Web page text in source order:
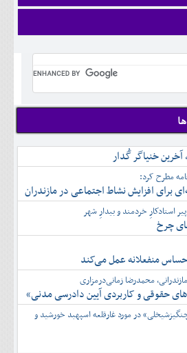
آخرین خنیاگر گُدار
مطرح کرد:
برای افزایش نشاط اجتماعی در مازندران
استادکارِ خردمند و بیدارِ شهر
چرخ
منفعلانه عمل می‌کند
محمدرضا زمانی‌درمزاری
حقوقی و کاربردی آیین دادرسی مدنی»
در مورد غارقلعه اسپهبد خورشید و